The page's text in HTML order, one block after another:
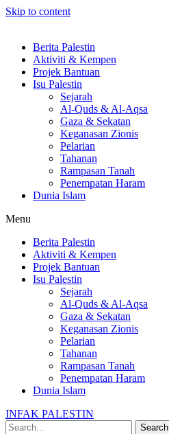
Skip to content
Berita Palestin
Aktiviti & Kempen
Projek Bantuan
Isu Palestin
Sejarah
Al-Quds & Al-Aqsa
Gaza & Sekatan
Keganasan Zionis
Pelarian
Tahanan
Rampasan Tanah
Penempatan Haram
Dunia Islam
Menu
Berita Palestin
Aktiviti & Kempen
Projek Bantuan
Isu Palestin
Sejarah
Al-Quds & Al-Aqsa
Gaza & Sekatan
Keganasan Zionis
Pelarian
Tahanan
Rampasan Tanah
Penempatan Haram
Dunia Islam
INFAK PALESTIN
Search